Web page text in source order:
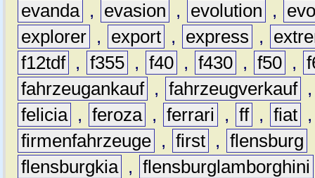
evanda , evasion , evolution ,
explorer , export , express ,
f12tdf , f355 , f40 , f430 , f50 ,
fahrzeugankauf , fahrzeugverkauf
felicia , feroza , ferrari , ff , fiat
firmenfahrzeuge , first , flensburg
flensburgkia , flensburglamborghini